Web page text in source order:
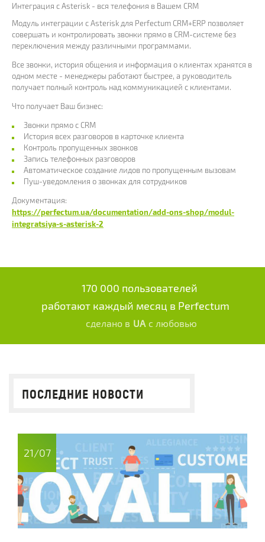
Интеграция с Asterisk - вся телефония в Вашем CRM
Модуль интеграции с Asterisk для Perfectum CRM+ERP позволяет
совершать и контролировать звонки прямо в CRM-системе без
переключения между различными программами.
Все звонки, история общения и информация о клиентах хранятся в
одном месте - менеджеры работают быстрее, а руководитель
получает полный контроль над коммуникацией с клиентами.
Что получает Ваш бизнес:
Звонки прямо с CRM
История всех разговоров в карточке клиента
Контроль пропущенных звонков
Запись телефонных разговоров
Автоматическое создание лидов по пропущенным вызовам
Пуш-уведомления о звонках для сотрудников
Документация:
https://perfectum.ua/documentation/add-ons-shop/modul-
integratsiya-s-asterisk-2
170 000 пользователей
работают каждый месяц в Perfectum
сделано в UA с любовью
ПОСЛЕДНИЕ НОВОСТИ
21/07